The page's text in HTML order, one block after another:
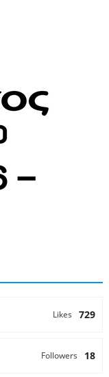
729
Likes
18
Followers